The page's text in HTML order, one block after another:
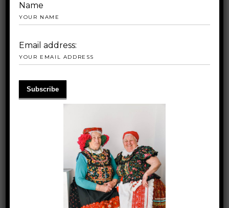
CSAK CSAJOK
Name
Email address: